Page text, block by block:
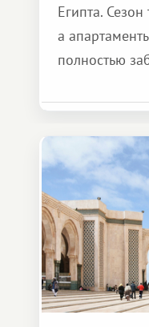
Египта. Сезон
а
полностью